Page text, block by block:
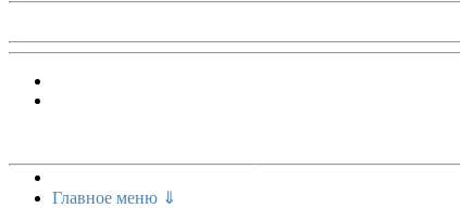
Главное меню ⇓